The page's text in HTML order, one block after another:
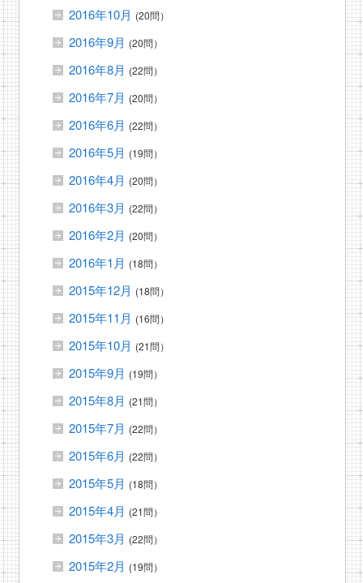
2016年10月 (20問）
2016年9月 (20問）
2016年8月 (22問）
2016年7月 (20問）
2016年6月 (22問）
2016年5月 (19問）
2016年4月 (20問）
2016年3月 (22問）
2016年2月 (20問）
2016年1月 (18問）
2015年12月 (18問）
2015年11月 (16問）
2015年10月 (21問）
2015年9月 (19問）
2015年8月 (21問）
2015年7月 (22問）
2015年6月 (22問）
2015年5月 (18問）
2015年4月 (21問）
2015年3月 (22問）
2015年2月 (19問）